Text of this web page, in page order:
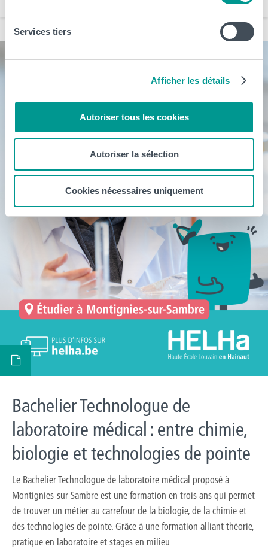
Services tiers
Afficher les détails
Autoriser tous les cookies
Autoriser la sélection
Cookies nécessaires uniquement
Bachelier Technologue de
laboratoire médical : entre chimie,
biologie et technologies de pointe
Le Bachelier Technologue de laboratoire médical proposé à
Montignies-sur-Sambre est une formation en trois ans qui permet
de trouver un métier au carrefour de la biologie, de la chimie et
des technologies de pointe. Grâce à une formation alliant théorie,
pratique en laboratoire et stages en milieu